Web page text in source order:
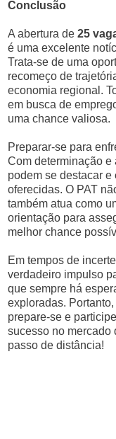
Conclusão
A abertura de25
é uma excelente
Trata-se de uma
recomeço de
economia regional.
em busca de
uma chance valiosa.
Preparar-se para
Com determinação
podem se destacar
oferecidas. O PAT
também atua como
orientação para
melhor chance
Em tempos de
verdadeiro impulso
que sempre há
exploradas.
prepare-se e
sucesso no mercado
passo de distância!